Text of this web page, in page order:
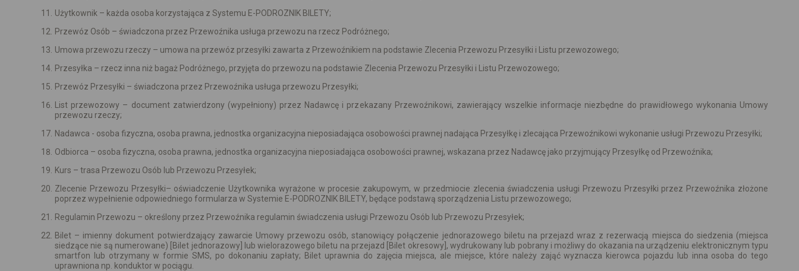
Użytkownik – każda osoba korzystająca z Systemu E-PODROZNIK BILETY;
Przewóz Osób – świadczona przez Przewoźnika usługa przewozu na rzecz Podróżnego;
Umowa przewozu rzeczy – umowa na przewóz przesyłki zawarta z Przewoźnikiem na podstawie Zlecenia Przewozu Przesyłki i Listu przewozowego;
Przesyłka – rzecz inna niż bagaż Podróżnego, przyjęta do przewozu na podstawie Zlecenia Przewozu Przesyłki i Listu Przewozowego;
Przewóz Przesyłki – świadczona przez Przewoźnika usługa przewozu Przesyłki;
List przewozowy – document zatwierdzony (wypełniony) przez Nadawcę i przekazany Przewoźnikowi, zawierający wszelkie informacje niezbędne do prawidłowego wykonania Umowy
przewozu rzeczy;
Nadawca - osoba fizyczna, osoba prawna, jednostka organizacyjna nieposiadająca osobowości prawnej nadająca Przesyłkę i zlecająca Przewoźnikowi wykonanie usługi Przewozu Przesyłki;
Odbiorca – osoba fizyczna, osoba prawna, jednostka organizacyjna nieposiadająca osobowości prawnej, wskazana przez Nadawcę jako przyjmujący Przesyłkę od Przewoźnika;
Kurs – trasa Przewozu Osób lub Przewozu Przesyłek;
Zlecenie Przewozu Przesyłki– oświadczenie Użytkownika wyrażone w procesie zakupowym, w przedmiocie zlecenia świadczenia usługi Przewozu Przesyłki przez Przewoźnika złożone
poprzez wypełnienie odpowiedniego formularza w Systemie E-PODROZNIK BILETY, będące podstawą sporządzenia Listu przewozowego;
Regulamin Przewozu – określony przez Przewoźnika regulamin świadczenia usługi Przewozu Osób lub Przewozu Przesyłek;
Bilet – imienny dokument potwierdzający zawarcie Umowy przewozu osób, stanowiący połączenie jednorazowego biletu na przejazd wraz z rezerwacją miejsca do siedzenia (miejsca
siedzące nie są numerowane) [Bilet jednorazowy] lub wielorazowego biletu na przejazd [Bilet okresowy], wydrukowany lub pobrany i możliwy do okazania na urządzeniu elektronicznym typu
smartfon lub otrzymany w formie SMS, po dokonaniu zapłaty; Bilet uprawnia do zajęcia miejsca, ale miejsce, które należy zająć wyznacza kierowca pojazdu lub inna osoba do tego
uprawniona np. konduktor w pociągu.